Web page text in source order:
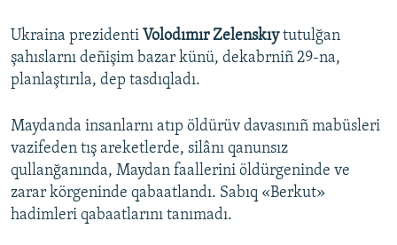
Ukraina prezidenti Volodımır Zelenskıytutulğan
şahıslarnı deñişim bazar künü, dekabrniñ 29-na,
planlaştırıla, dep tasdıqladı.
Maydanda insanlarnı atıp öldürüv davasınıñ mabüsleri
vazifeden tış areketlerde, silânı qanunsız
qullanğanında, Maydan faallerini öldürgeninde ve
zarar körgeninde qabaatlandı. Sabıq «Berkut»
hadimleri qabaatlarını tanımadı.